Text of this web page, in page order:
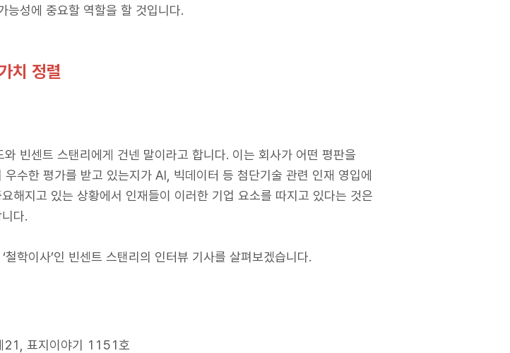
능성에 중요할 역할을 할 것입니다.
치 정렬
빈센트 스탠리에게 건넨 말이라고 합니다. 이는 회사가 어떤 평판을
수한 평가를 받고 있는지가 AI, 빅데이터 등 첨단기술 관련 인재 영입에
해지고 있는 상황에서 인재들이 이러한 기업 요소를 따지고 있다는 것은
다.
학이사’인 빈센트 스탠리의 인터뷰 기사를 살펴보겠습니다.
21, 표지이야기 1151호